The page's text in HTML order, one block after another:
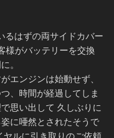
るはずの両サイドカバー
様がバッテリーを交換
。
エンジンは始動せず、
、時間が経過してしま
思い出して 久しぶりに
に唖然とされたそうで